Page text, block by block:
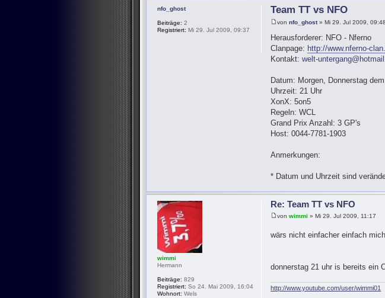
Team TT vs NFO
vonnfo_ghost» Mi 29. Jul 2009, 09:48
Herausforderer: NFO - Nferno
Clanpage: http://www.nferno-
Kontakt:welt-
Datum: Morgen, Donnerstag
Uhrzeit: 21 Uhr
XonX: 5on5
Regeln: WCL
Grand Prix Anzahl: 3 GP's
Host: 0044-7781-1903
Anmerkungen:
* Datum und Uhrzeit sind
nfo_ghost
Beiträge: 2
Registriert: Mi 29. Jul 2009, 09:37
Re: Team TT vs NFO
vonwimmi » Mi 29. Jul 2009, 11:17
wärs nicht einfacher einfach
donnerstag 21 uhr is bereits ein
http://www.youtube.com/user/wimmi01
wimmi
Hermann
Beiträge: 829
Registriert: So 24. Mai 2009, 16:04
Wohnort: Wels